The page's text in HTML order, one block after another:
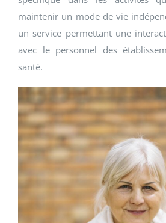
maintenir un mode de vie
un service permettant une
avec le personnel des
santé.